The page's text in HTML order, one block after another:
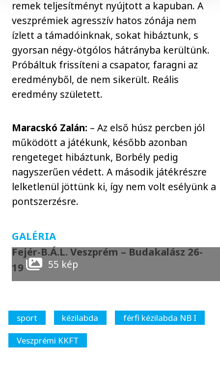
remek teljesítményt nyújtott a kapuban. A
veszprémiek agresszív hatos zónája nem
ízlett a támadóinknak, sokat hibáztunk, s
gyorsan négy-ötgólos hátrányba kerültünk.
Próbáltuk frissíteni a csapator, faragni az
eredményből, de nem sikerült. Reális
eredmény született.
Maracskó Zalán: – Az első húsz percben jól
működött a játékunk, később azonban
rengeteget hibáztunk, Borbély pedig
nagyszerűen védett. A második játékrészre
lelketlenül jöttünk ki, így nem volt esélyünk a
pontszerzésre.
GALÉRIA
Fejér-B.Á.L. Veszprém – Budakalász 26-
19
55 kép
sport kézilabda
férfi kézilabda NB I
Veszprémi KKFT